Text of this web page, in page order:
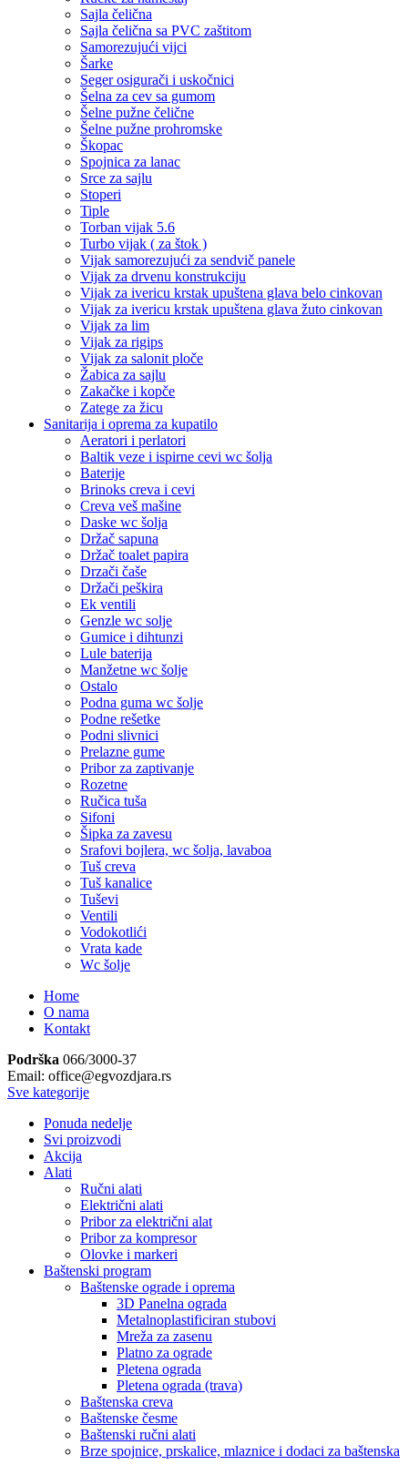
Sajla čelična
Sajla čelična sa PVC zaštitom
Samorezujući vijci
Šarke
Seger osigurači i uskočnici
Šelna za cev sa gumom
Šelne pužne čelične
Šelne pužne prohromske
Škopac
Spojnica za lanac
Srce za sajlu
Stoperi
Tiple
Torban vijak 5.6
Turbo vijak ( za štok )
Vijak samorezujući za sendvič panele
Vijak za drvenu konstrukciju
Vijak za ivericu krstak upuštena glava belo cinkovan
Vijak za ivericu krstak upuštena glava žuto cinkovan
Vijak za lim
Vijak za rigips
Vijak za salonit ploče
Žabica za sajlu
Zakačke i kopče
Zatege za žicu
Sanitarija i oprema za kupatilo
Aeratori i perlatori
Baltik veze i ispirne cevi wc šolja
Baterije
Brinoks creva i cevi
Creva veš mašine
Daske wc šolja
Držač sapuna
Držač toalet papira
Drzači čaše
Držači peškira
Ek ventili
Genzle wc solje
Gumice i dihtunzi
Lule baterija
Manžetne wc šolje
Ostalo
Podna guma wc šolje
Podne rešetke
Podni slivnici
Prelazne gume
Pribor za zaptivanje
Rozetne
Ručica tuša
Sifoni
Šipka za zavesu
Srafovi bojlera, wc šolja, lavaboa
Tuš creva
Tuš kanalice
Tuševi
Ventili
Vodokotlići
Vrata kade
Wc šolje
Home
O nama
Kontakt
Podrška 066/3000-37
Email: office@egvozdjara.rs
Sve kategorije
Ponuda nedelje
Svi proizvodi
Akcija
Alati
Ručni alati
Električni alati
Pribor za električni alat
Pribor za kompresor
Olovke i markeri
Baštenski program
Baštenske ograde i oprema
3D Panelna ograda
Metalnoplastificiran stubovi
Mreža za zasenu
Platno za ograde
Pletena ograda
Pletena ograda (trava)
Baštenska creva
Baštenske česme
Baštenski ručni alati
Brze spojnice, prskalice, mlaznice i dodaci za baštenska